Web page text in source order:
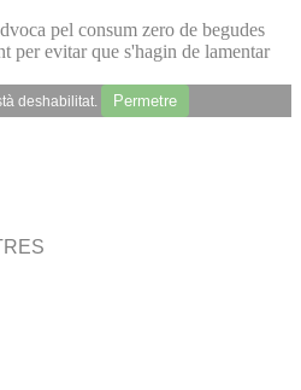
pel consum zero de begudes
per evitar que s'hagin de lamentar
deshabilitat. Permetre